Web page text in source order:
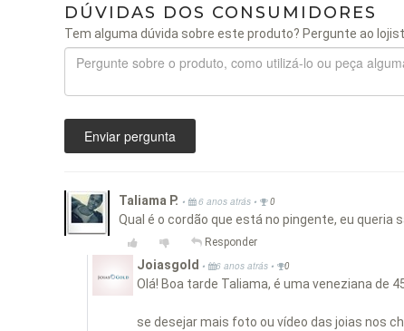
DÚVIDAS DOS CONSUMIDORES
Tem alguma dúvida sobre este produto? Pergunte ao
Enviar pergunta
Taliama P. • 6 anos atrás • 0
Qual é o cordão que está no pingente, eu queria
Responder
Joiasgold • 6 anos atrás • 0
Olá! Boa tarde Taliama, é uma veneziana de
se desejar mais foto ou vídeo das joias nos